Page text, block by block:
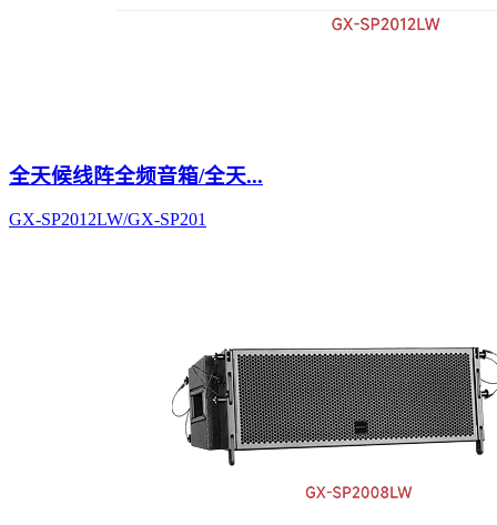
全天候线阵全频音箱/全天...
GX-SP2012LW/GX-SP201